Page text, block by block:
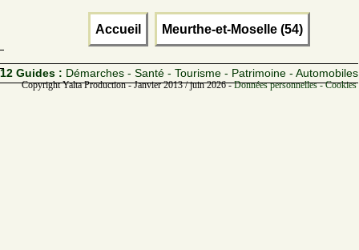
Accueil Meurthe-et-Moselle (54)
12 Guides : Démarches - Santé - Tourisme - Patrimoine - Automobiles
Copyright Yalta Production - Janvier 2013 / juin 2026 -Données personnelles -